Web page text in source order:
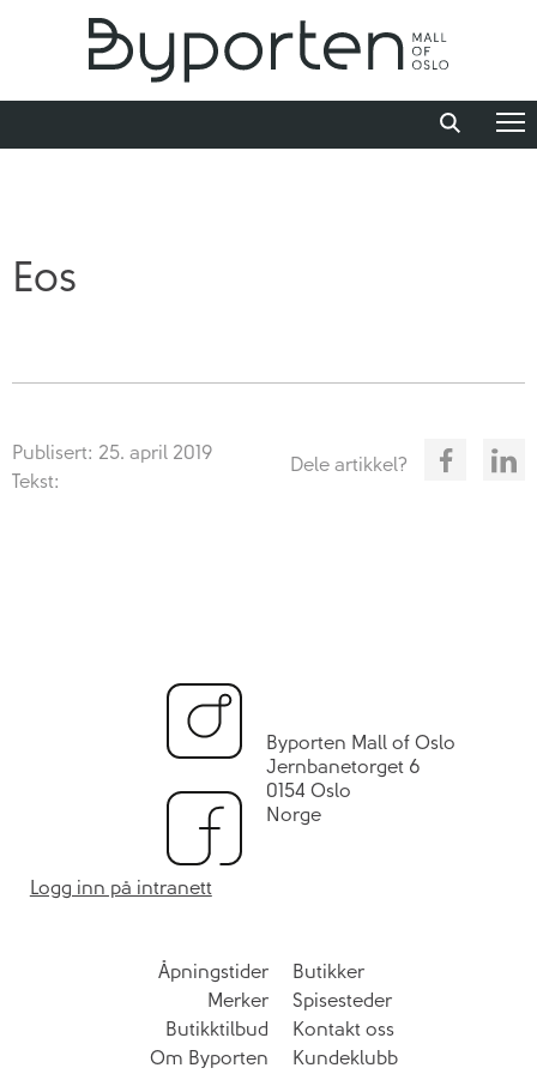
Eos
Publisert: 25. april 2019
Tekst:
Dele artikkel?
Byporten Mall of Oslo
Jernbanetorget 6
0154 Oslo
Norge
Logg inn på intranett
Åpningstider
Butikker
Merker
Spisesteder
Butikktilbud
Kontakt oss
Om Byporten
Kundeklubb